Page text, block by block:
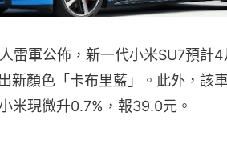
雷軍公佈，新一代小米SU7預計
新顏色「卡布里藍」。此外，該
米現微升0.7%，報39.0元。